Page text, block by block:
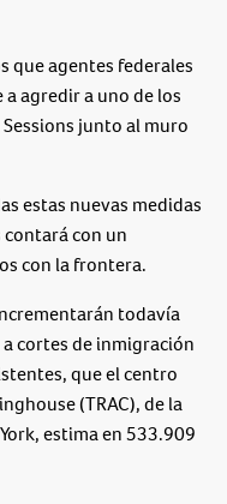
que agentes federales
agredir a uno de los
junto al muro
estas nuevas medidas
contará con un
con la frontera.
todavía
cortes de inmigración
que el centro
(TRAC), de la
estima en 533.909